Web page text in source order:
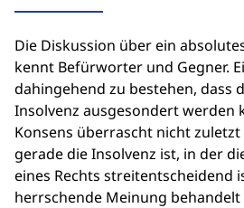
Die Diskussion über ein
kennt Befürworter und Gegner.
dahingehend zu bestehen, dass
Insolvenz ausgesondert werden
Konsens überrascht nicht
gerade die Insolvenz ist, in der
eines Rechts streitentscheidend
herrschende Meinung